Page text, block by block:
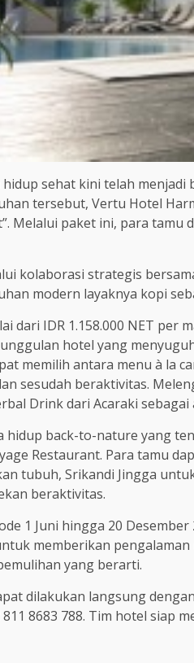
hidup sehat kini telah
tersebut, Vertu Hotel
Melalui paket ini, para
kolaborasi strategis
modern layaknya kopi
dari IDR 1.158.000 NET per
hotel yang
memilih antara menu à la
sesudah beraktivitas.
Drink dari Acaraki
back-to-nature yang
Restaurant. Para tamu
tubuh, Srikandi Jingga
beraktivitas.
1 Juni hingga 20
memberikan
yang berarti.
dilakukan langsung
8683 788. Tim hotel siap